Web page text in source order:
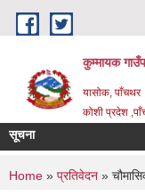
Skip to main content
कुम्मायक
यासोक, पाँचथर
कोशी प्रदेश
सूचना
You are
Home » प्रतिवेदन »